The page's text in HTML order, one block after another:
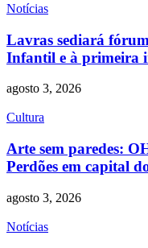
Notícias
Lavras sediará
Infantil e à primeira
agosto 3, 2026
Cultura
Arte sem paredes:
Perdões em capital
agosto 3, 2026
Notícias